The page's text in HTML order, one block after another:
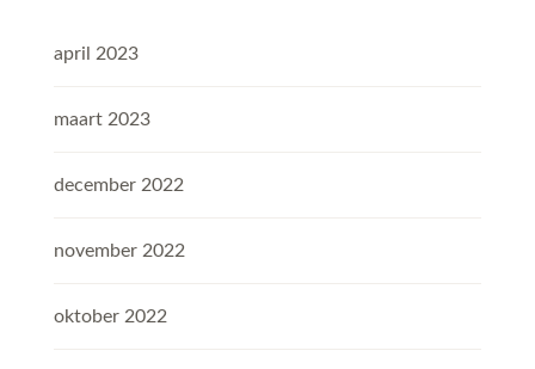
april 2023
maart 2023
december 2022
november 2022
oktober 2022